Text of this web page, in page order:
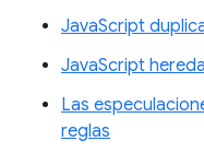
JavaScript
JavaScript
Las
reglas